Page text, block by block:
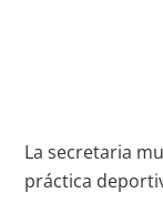
La secretaria
práctica